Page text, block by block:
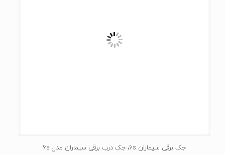
جک برقی سیماران 6s، جک درب برقی سیماران مدل 6s